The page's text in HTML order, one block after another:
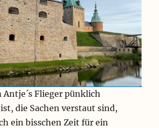
Antje´s Flieger pünklich
die Sachen verstaut sind,
ein bisschen Zeit für ein